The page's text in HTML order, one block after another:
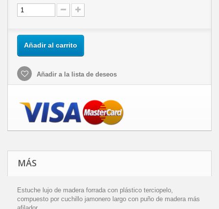
Añadir al carrito
Añadir a la lista de deseos
MÁS
Estuche lujo de madera forrada con plástico terciopelo,
compuesto por cuchillo jamonero largo con puño de madera más